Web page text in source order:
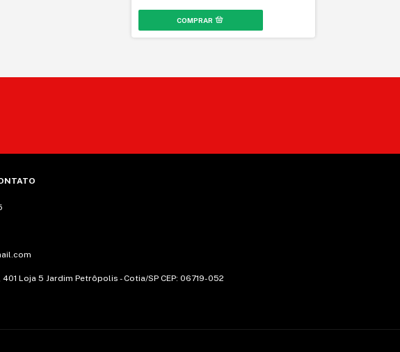
Loja 5 Jardim Petrôpolis - Cotia/SP CEP: 06719-052